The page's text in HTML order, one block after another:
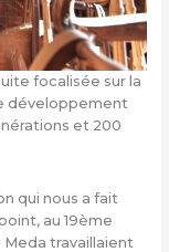
focalisée sur la
développement
et 200
qui nous a fait
au 19ème
travaillaient